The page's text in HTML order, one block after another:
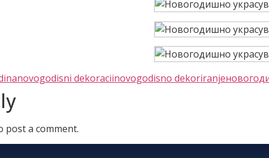
novogodisni dekoraciinovogodisno dekoriranje
post a comment.